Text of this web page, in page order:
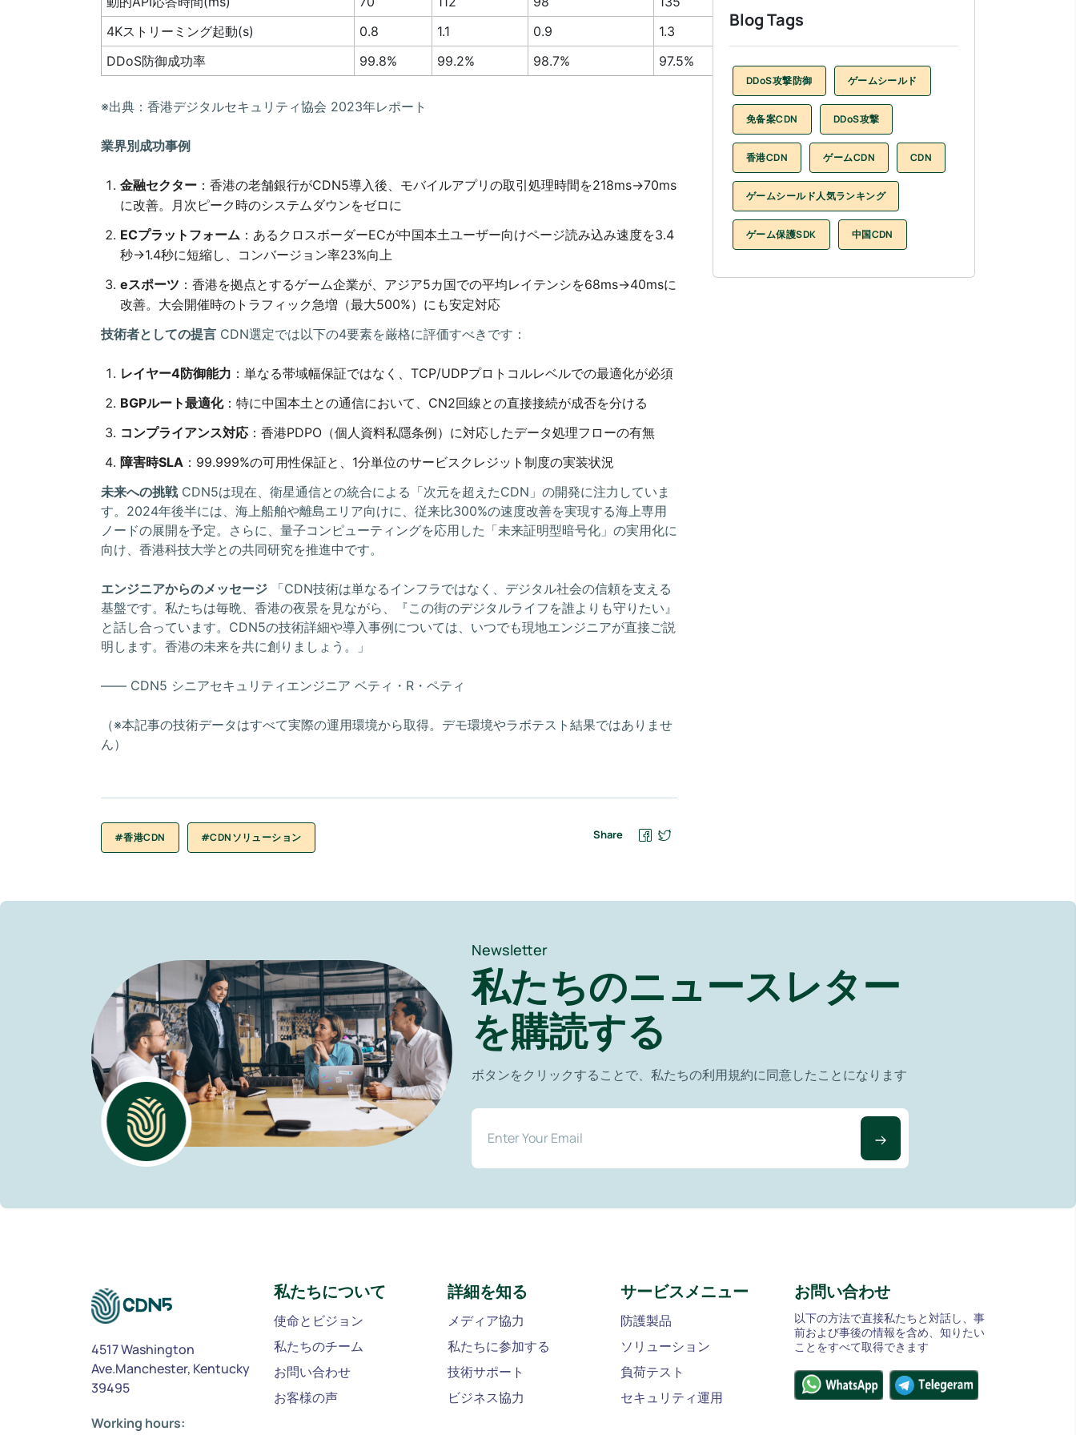
4Kストリーミング起動(s)
0.8 1.1 0.9
1.3
DDoS防御成功率
99.8% 99.2% 98.7% 97.5%
※出典：香港デジタルセキュリティ協会 2023年レポート
業界別成功事例
金融セクター ：香港の老舗銀行がCDN5導入後、モバイルアプリの取引処理時間を218ms→70ms
に改善。月次ピーク時のシステムダウンをゼロに
ECプラットフォーム ：あるクロスボーダーECが中国本土ユーザー向けページ読み込み速度を3.4
秒→1.4秒に短縮し、コンバージョン率23%向上
eスポーツ ：香港を拠点とするゲーム企業が、アジア5カ国での平均レイテンシを68ms→40msに
改善。大会開催時のトラフィック急増（最大500%）にも安定対応
技術者としての提言 CDN選定では以下の4要素を厳格に評価すべきです：
レイヤー4防御能力 ：単なる帯域幅保証ではなく、TCP/UDPプロトコルレベルでの最適化が必須
BGPルート最適化：特に中国本土との通信において、CN2回線との直接接続が成否を分ける
コンプライアンス対応 ：香港PDPO（個人資料私隱条例）に対応したデータ処理フローの有無
障害時SLA ：99.999%の可用性保証と、1分単位のサービスクレジット制度の実装状況
未来への挑戦CDN5は現在、衛星通信との統合による「次元を超えたCDN」の開発に注力していま
す。2024年後半には、海上船舶や離島エリア向けに、従来比300%の速度改善を実現する海上専用
ノードの展開を予定。さらに、量子コンピューティングを応用した「未来証明型暗号化」の実用化に
向け、香港科技大学との共同研究を推進中です。
エンジニアからのメッセージ 「CDN技術は単なるインフラではなく、デジタル社会の信頼を支える
基盤です。私たちは毎晩、香港の夜景を見ながら、『この街のデジタルライフを誰よりも守りたい』
と話し合っています。CDN5の技術詳細や導入事例については、いつでも現地エンジニアが直接ご説
明します。香港の未来を共に創りましょう。」
―― CDN5 シニアセキュリティエンジニア ベティ・R・ペティ
（※本記事の技術データはすべて実際の運用環境から取得。デモ環境やラボテスト結果ではありませ
ん）
#香港CDN #CDNソリューション Share
Blog Tags
DDoS攻撃防御 ゲームシールド
免备案CDN DDoS攻撃
香港CDN ゲームCDN CDN
ゲームシールド人気ランキング
ゲーム保護SDK 中国CDN
Newsletter
私たちのニュースレター
を購読する
ボタンをクリックすることで、私たちの利用規約に同意したことになります
4517 Washington
Ave.Manchester, Kentucky
39495
Working hours:
私たちについて
使命とビジョン
私たちのチーム
お問い合わせ
お客様の声
詳細を知る
メディア協力
私たちに参加する
技術サポート
ビジネス協力
サービスメニュー
防護製品
ソリューション
負荷テスト
セキュリティ運用
お問い合わせ
以下の方法で直接私たちと対話し、事
前および事後の情報を含め、知りたい
ことをすべて取得できます